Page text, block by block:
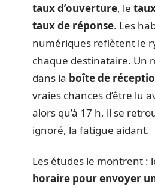
taux d’ouverture, le
taux de réponse. Les
numériques reflètent le
chaque destinataire. Un
dans la boîte de
vraies chances d’être lu
alors qu’à 17 h, il se
ignoré, la fatigue aidant.
Les études le montrent :
horaire pour envoyer